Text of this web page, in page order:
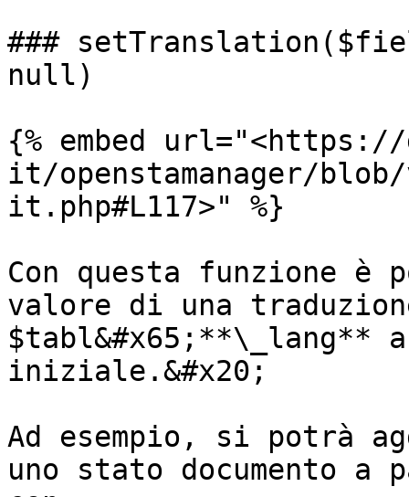
###
null)
{% embed url="<https://
it/openstamanager/
it.php#L117>" %}
Con questa funzione
valore di una
iniziale.&#x20;
Ad esempio, si potrà
uno stato documento